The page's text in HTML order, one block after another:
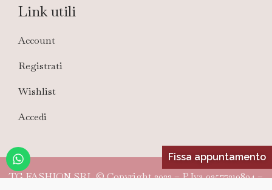
Fissa appuntamento
Link utili
Account
Registrati
Wishlist
Accedi
TG FASHION SRL © Copyright 2022 – P.Iva 02577310804 –